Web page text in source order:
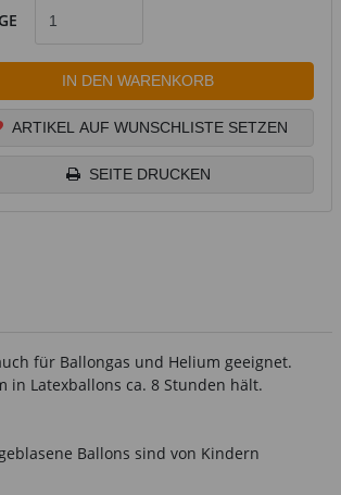
IN DEN WARENKORB
ARTIKEL AUF WUNSCHLISTE SETZEN
SEITE DRUCKEN
für Ballongas und Helium geeignet.
Latexballons ca. 8 Stunden hält.
Ballons sind von Kindern